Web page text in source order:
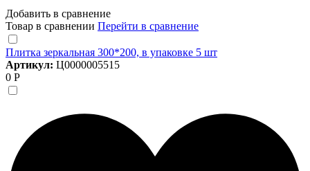
Добавить в сравнение
Товар в сравнении Перейти в сравнение
Плитка зеркальная 300*200, в упаковке 5 шт
Артикул: Ц0000005515
0 Р